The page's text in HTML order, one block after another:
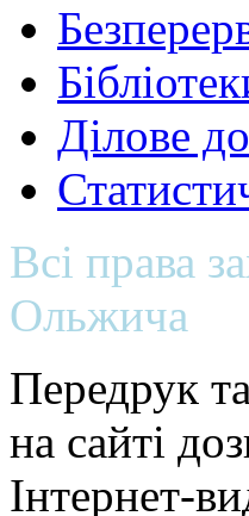
Ділове
Всі права
Ольжича
Передрук
на сайті
Інтернет-